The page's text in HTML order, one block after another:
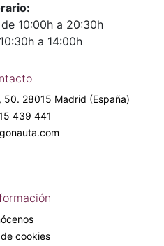
10:00h a 20:30h
a 14:00h
50. 28015 Madrid (España)
439 441
cookies